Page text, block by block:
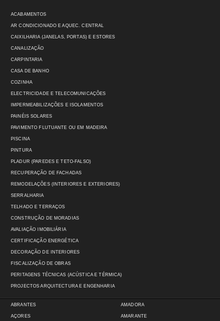
ACABAMENTOS
AR CONDICIONADO E AQUEC. CENTRAL
CAIXILHARIA (JANELAS, PORTAS) E ESTORES
CANALIZAÇÃO
CARPINTARIA
CASA DE BANHO
COZINHA
ELECTRICIDADE E TELECOMUNICAÇÕES
IMPERMEABILIZAÇÕES E ISOLAMENTOS
PAINÉIS SOLARES
PAVIMENTO FLUTUANTE OU EM MADEIRA
PISCINA
PINTURA
PLADUR (PAREDES E TETO-FALSO)
RECUPERAÇÃO DE FACHADAS
REMODELAÇÕES (INTERIORES E EXTERIORES)
SERRALHARIA
TELHADO E TERRAÇOS
CONSTRUÇÃO DE MORADIAS
AVALIAÇÃO IMOBILIÁRIA
CERTIFICAÇÃO ENERGÉTICA
DECORAÇÃO DE INTERIORES
FISCALIZAÇÃO DE OBRAS
PERITAGENS TÉCNICAS (ACÚSTICA E TÉRMICA)
PROJECTOS ARQUITECTURA E ENGENHARIA
ABRANTES
AÇORES
AMADORA
AMARANTE